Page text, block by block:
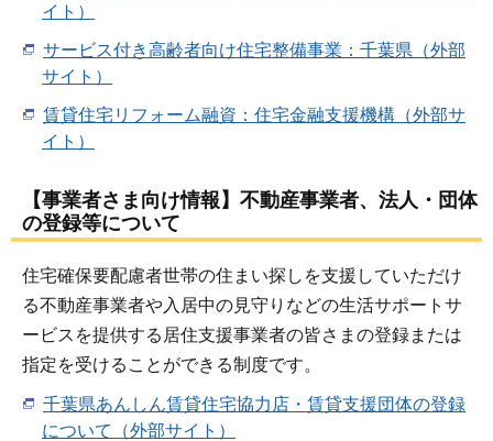
イト）
サービス付き高齢者向け住宅整備事業：千葉県（外部
サイト）
賃貸住宅リフォーム融資：住宅金融支援機構（外部サ
イト）
【事業者さま向け情報】不動産事業者、法人・団体
の登録等について
住宅確保要配慮者世帯の住まい探しを支援していただけ
る不動産事業者や入居中の見守りなどの生活サポートサ
ービスを提供する居住支援事業者の皆さまの登録または
指定を受けることができる制度です。
千葉県あんしん賃貸住宅協力店・賃貸支援団体の登録
について（外部サイト）